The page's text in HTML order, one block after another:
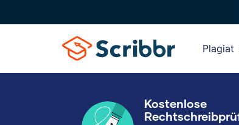
Plagiat
Kostenlose